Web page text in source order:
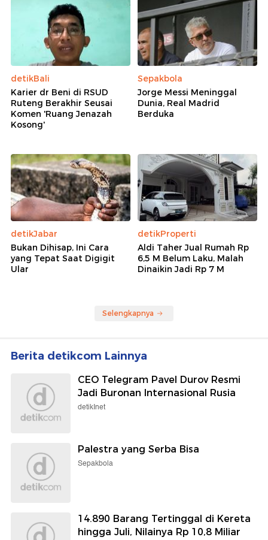
detikBali
Karier dr Beni di RSUD
Ruteng Berakhir Seusai
Komen 'Ruang Jenazah
Kosong'
Sepakbola
Jorge Messi Meninggal
Dunia, Real Madrid
Berduka
detikJabar
Bukan Dihisap, Ini Cara
yang Tepat Saat Digigit
Ular
detikProperti
Aldi Taher Jual Rumah Rp
6,5 M Belum Laku, Malah
Dinaikin Jadi Rp 7 M
Selengkapnya
Berita detikcom Lainnya
CEO Telegram Pavel Durov Resmi
Jadi Buronan Internasional Rusia
detikInet
Palestra yang Serba Bisa
Sepakbola
14.890 Barang Tertinggal di Kereta
hingga Juli, Nilainya Rp 10,8 Miliar